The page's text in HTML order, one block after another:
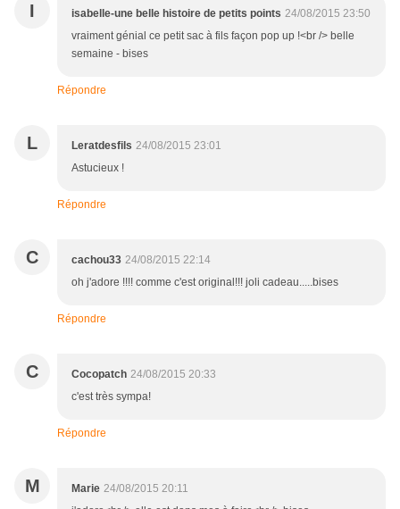
I isabelle-une belle histoire de petits points 24/08/2015 23:50
vraiment génial ce petit sac à fils façon pop up !<br /> belle
semaine - bises
Répondre
L Leratdesfils 24/08/2015 23:01
Astucieux !
Répondre
C cachou33 24/08/2015 22:14
oh j'adore !!!! comme c'est original!!! joli cadeau.....bises
Répondre
C Cocopatch 24/08/2015 20:33
c'est très sympa!
Répondre
M Marie 24/08/2015 20:11